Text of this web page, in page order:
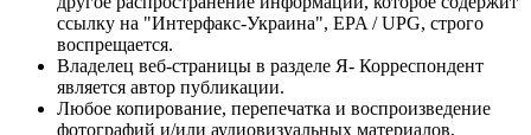
ссылку на "Интерфакс-Украина", EPA / UPG, строго
воспрещается.
Владелец веб-страницы в разделе Я- Корреспондент
является автор публикации.
Любое копирование, перепечатка и воспроизведение
фотографий и/или аудиовизуальных материалов,